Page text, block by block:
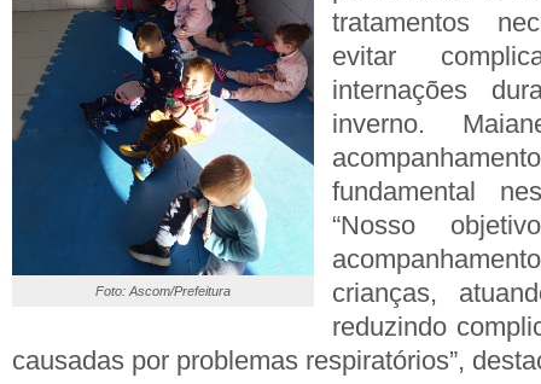
Foto: Ascom/Prefeitura
tratamentos
evitar
internações
inverno.
fundamental
“Nosso
crianças,
reduzindo
causadas por problemas respiratórios”,